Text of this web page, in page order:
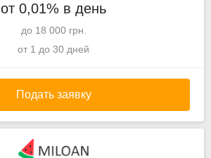
от 0,01% в день
до 18 000 грн.
от 1 до 30 дней
Подать заявку